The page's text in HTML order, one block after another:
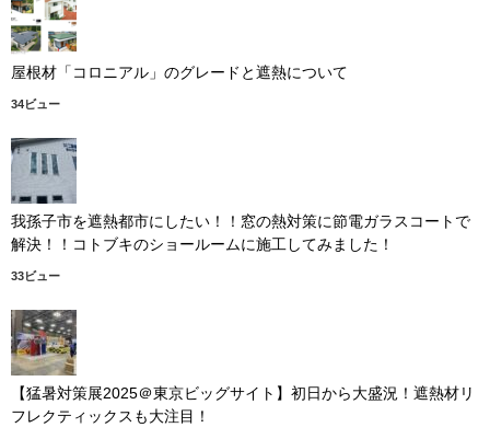
屋根材「コロニアル」のグレードと遮熱について
34ビュー
我孫子市を遮熱都市にしたい！！窓の熱対策に節電ガラスコートで
解決！！コトブキのショールームに施工してみました！
33ビュー
【猛暑対策展2025＠東京ビッグサイト】初日から大盛況！遮熱材リ
フレクティックスも大注目！